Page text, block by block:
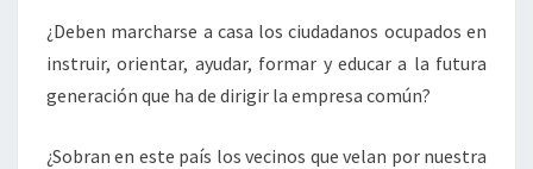
¿Deben marcharse a casa los ciudadanos ocupados en
instruir, orientar, ayudar, formar y educar a la futura
generación que ha de dirigir la empresa común?
¿Sobran en este país los vecinos que velan por nuestra